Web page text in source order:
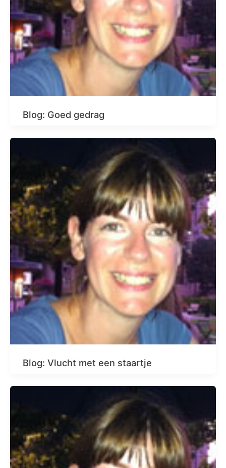
Blog: Goed gedrag
Blog: Vlucht met een staartje